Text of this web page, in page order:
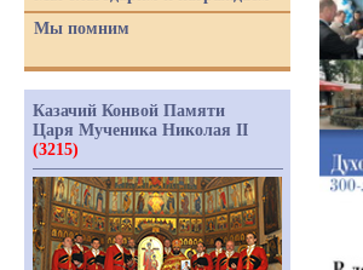
Мы помним
Казачий Конвой Памяти
Царя Мученика Николая II
(3215)